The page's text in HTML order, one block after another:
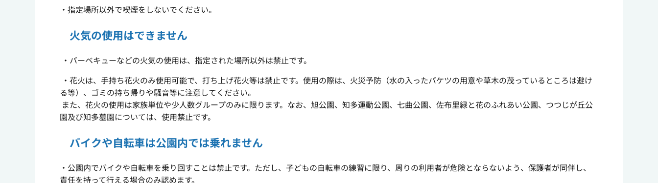
・指定場所以外で喫煙をしないでください。
火気の使用はできません
・バーベキューなどの火気の使用は、指定された場所以外は禁止です。
・花火は、手持ち花火のみ使用可能で、打ち上げ花火等は禁止です。使用の際は、火災予防（水の入ったバケツの用意や草木の茂っているところは避け
る等）、ゴミの持ち帰りや騒音等に注意してください。
また、花火の使用は家族単位や少人数グループのみに限ります。なお、旭公園、知多運動公園、七曲公園、佐布里緑と花のふれあい公園、つつじが丘公
園及び知多墓園については、使用禁止です。
バイクや自転車は公園内では乗れません
・公園内でバイクや自転車を乗り回すことは禁止です。ただし、子どもの自転車の練習に限り、周りの利用者が危険とならないよう、保護者が同伴し、
責任を持って行える場合のみ認めます。